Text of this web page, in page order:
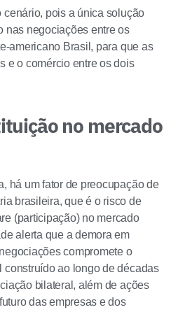
cenário, pois a única solução
nas negociações entre os
americano Brasil, para que as
e o comércio entre os dois
no mercado
há um fator de preocupação de
brasileira, que é o risco de
(participação) no mercado
alerta que a demora em
compromete o
construído ao longo de décadas
bilateral, além de ações
das empresas e dos